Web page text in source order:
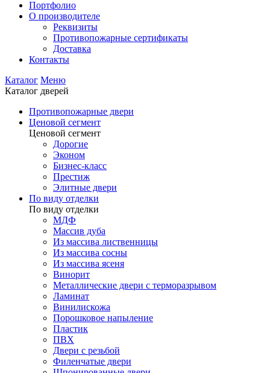
Портфолио
О производителе
Реквизиты
Противопожарные сертификаты
Доставка
Контакты
Каталог Меню
Каталог дверей
Противопожарные двери
Ценовой сегмент
Ценовой сегмент
Дорогие
Эконом
Бизнес-класс
Престиж
Элитные двери
По виду отделки
По виду отделки
МДФ
Массив дуба
Из массива лиственницы
Из массива сосны
Из массива ясеня
Винорит
Металлические двери с терморазрывом
Ламинат
Винилискожа
Порошковое напыление
Пластик
ПВХ
Двери с резьбой
Филенчатые двери